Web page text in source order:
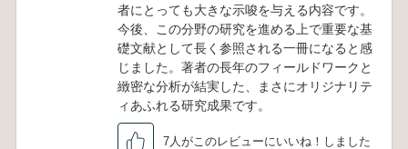
者にとっても大きな示唆を与える内容です。
今後、この分野の研究を進める上で重要な基
礎文献として長く参照される一冊になると感
じました。著者の長年のフィールドワークと
緻密な分析が結実した、まさにオリジナリテ
ィあふれる研究成果です。
7人がこのレビューにいいね！しました